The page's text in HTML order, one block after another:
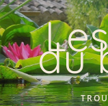
Skip
to
content du